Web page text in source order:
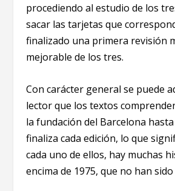
procediendo al estudio de los
sacar las tarjetas que
finalizado una primera revisión
mejorable de los tres.
Con carácter general se puede
lector que los textos
la fundación del Barcelona
finaliza cada edición, lo que
cada uno de ellos, hay muchas
encima de 1975, que no han